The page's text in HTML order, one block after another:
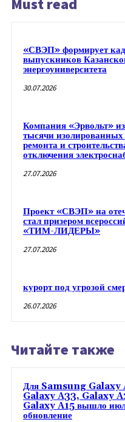
Must read
«СВЭП» формирует
выпускников
энергоуниверситета
30.07.2026
Компания «Эрвольт»
тысячи изолированных
ремонта и
отключения
27.07.2026
Проект «СВЭП» на
стал призером
«ТИМ-ЛИДЕРЫ»
27.07.2026
курорт под угрозой
26.07.2026
Читайте также
Для Samsung Galaxy
Galaxy A33, Galaxy
Galaxy A15 вышло
обновление